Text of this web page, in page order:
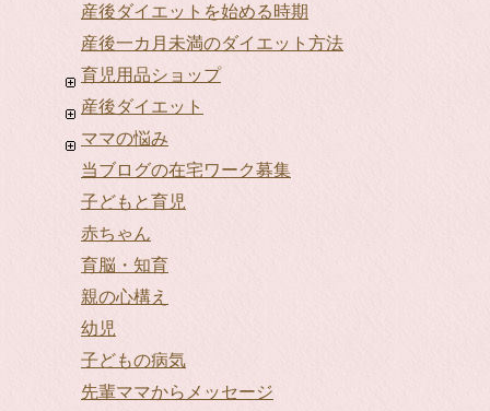
産後ダイエットを始める時期
産後一カ月未満のダイエット方法
育児用品ショップ
産後ダイエット
ママの悩み
当ブログの在宅ワーク募集
子どもと育児
赤ちゃん
育脳・知育
親の心構え
幼児
子どもの病気
先輩ママからメッセージ